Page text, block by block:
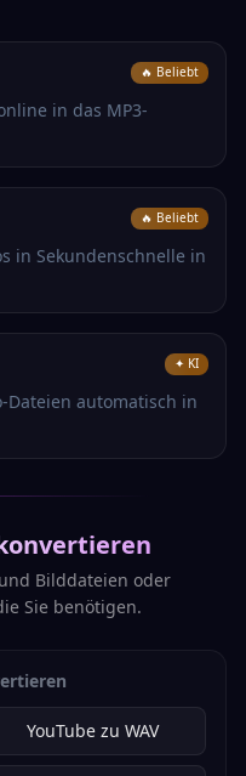
in das MP3-
🔥 Beliebt
in Sekundenschnelle in
🔥 Beliebt
Dateien automatisch in
✦ KI
Bilddateien oder
Sie benötigen.
YouTube zu WAV